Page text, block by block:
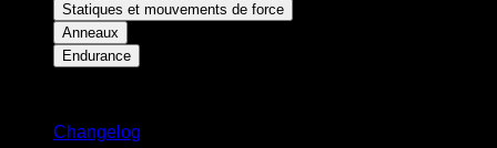
Statiques et mouvements de force
Anneaux
Endurance
Changelog